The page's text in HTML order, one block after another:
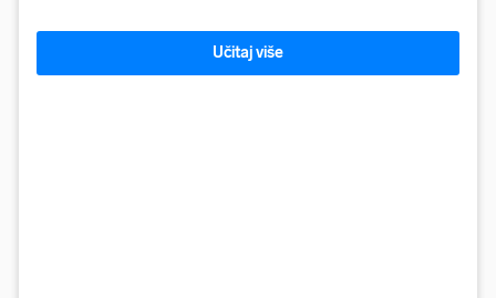
Učitaj više